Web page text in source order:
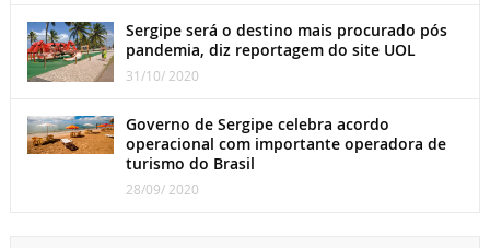
Sergipe será o destino mais procurado pós
pandemia, diz reportagem do site UOL
31/10/ 2020
Governo de Sergipe celebra acordo
operacional com importante operadora de
turismo do Brasil
28/09/ 2020